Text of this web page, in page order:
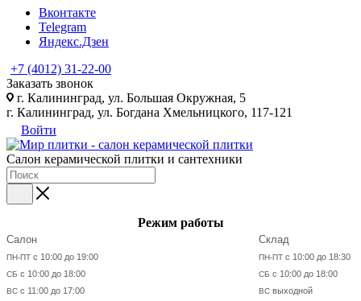
Вконтакте
Telegram
Яндекс.Дзен
+7 (4012) 31-22-00
Заказать звонок
г. Калининград, ул. Большая Окружная, 5
г. Калининград, ул. Богдана Хмельницкого, 117-121
Войти
Салон керамической плитки и сантехники
Режим работы
Салон
ПН-ПТ с 10:00 до 19:00
СБ с 10:00 до 18:00
ВС с 11:00 до 17:00
Склад
ПН-ПТ с 10:00 до 18:30
СБ с 10:00 до 18:00
ВС выходной